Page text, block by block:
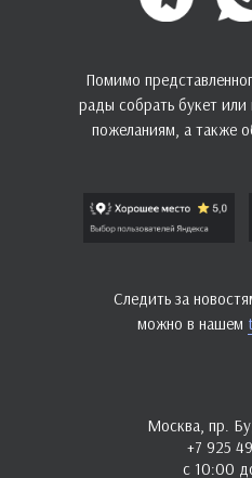
Москва, пр.
+7 925
с 10:00
Помимо
рады собрать букет
пожеланиям, а также
Следить за
можно в нашем